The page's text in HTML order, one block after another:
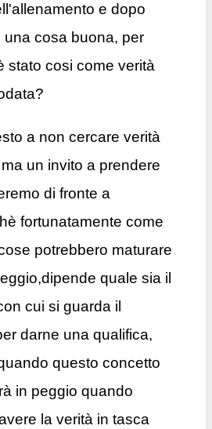
e dopo
una cosa buona, per
stato cosi come verità
a non cercare verità
un invito a prendere
di fronte a
fortunatamente come
potrebbero maturare
quale sia il
cui si guarda il
darne una qualifica,
questo concetto
in peggio quando
la verità in tasca